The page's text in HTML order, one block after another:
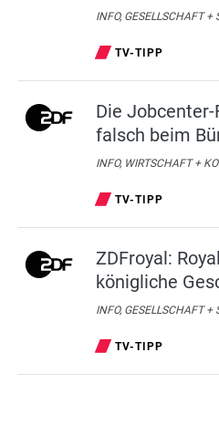
INFO, GESELLSCHAFT
TV-TIPP
Die
falsch beim
INFO, WIRTSCHAFT +
TV-TIPP
ZDFroyal:
königliche
INFO, GESELLSCHAFT
TV-TIPP